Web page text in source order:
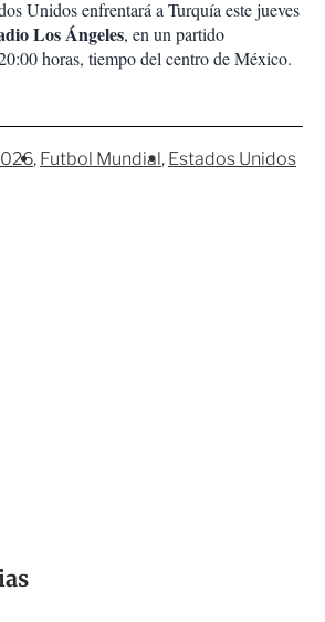
Unidos enfrentará a Turquía este jueves
Los Ángeles, en un partido
horas, tiempo del centro de México.
Futbol Mundial Estados Unidos